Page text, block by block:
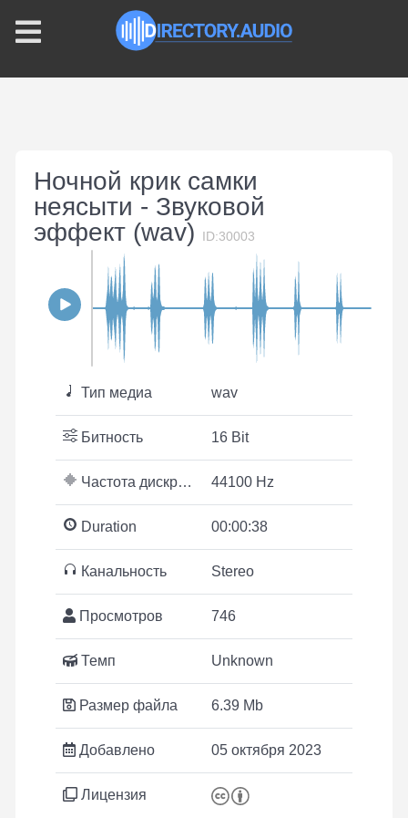
Ночной крик самки
неясыти - Звуковой
эффект (wav)
ID:30003
Тип медиа wav
Битность 16 Bit
Частота дискретизации 44100 Hz
Duration 00:00:38
Канальность Stereo
Просмотров 746
Темп Unknown
Размер файла 6.39 Mb
Добавлено 05 октября 2023
Лицензия